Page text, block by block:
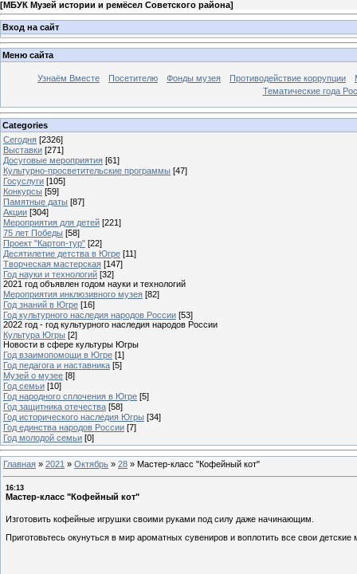
[МБУК Музей истории и ремёсел Советского района]
Вход на сайт
Меню сайта
Узнаём Вместе Посетителю Фонды музея Противодействие коррупции
Тематические года
Categories
Сегодня [2326]
Выставки [271]
Досуговые мероприятия [61]
Культурно-просветительские программы [47]
Госуслуги [105]
Конкурсы [59]
Памятные даты [87]
Акции [304]
Мероприятия для детей [221]
75 лет Победы [58]
Проект "Картоп-тур" [22]
Десятилетие детства в Югре [11]
Творческая мастерская [147]
Год науки и технологий [32]
2021 год объявлен годом науки и технологий
Мероприятия инклюзивного музея [82]
Год знаний в Югре [16]
Год культурного наследия народов России [53]
2022 год - год культурного наследия народов России
Культура Югры [2]
Новости в сфере культуры Югры
Год взаимопомощи в Югре [1]
Год педагога и наставника [5]
Музей о музее [8]
Год семьи [10]
Год народного сплочения в Югре [5]
Год защитника отечества [58]
Год исторического наследия Югры [34]
Год единства народов России [7]
Год молодой семьи [0]
Главная » 2021 » Октябрь » 28 » Мастер-класс "Кофейный кот"
16:13
Мастер-класс "Кофейный кот"
Изготовить кофейные игрушки своими руками под силу даже начинающим.
Приготовьтесь окунуться в мир ароматных сувениров и воплотить все свои